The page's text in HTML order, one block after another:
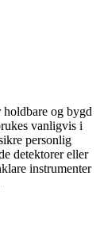
holdbare og bygd
vanligvis i
personlig
detektorer eller
instrumenter